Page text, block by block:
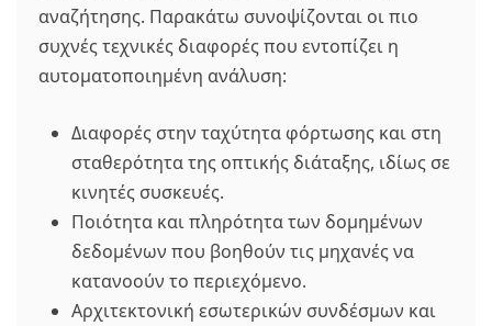
αναζήτησης. Παρακάτω συνοψίζονται οι πιο
συχνές τεχνικές διαφορές που εντοπίζει η
αυτοματοποιημένη ανάλυση:
Διαφορές στην ταχύτητα φόρτωσης και στη
σταθερότητα της οπτικής διάταξης, ιδίως σε
κινητές συσκευές.
Ποιότητα και πληρότητα των δομημένων
δεδομένων που βοηθούν τις μηχανές να
κατανοούν το περιεχόμενο.
Αρχιτεκτονική εσωτερικών συνδέσμων και